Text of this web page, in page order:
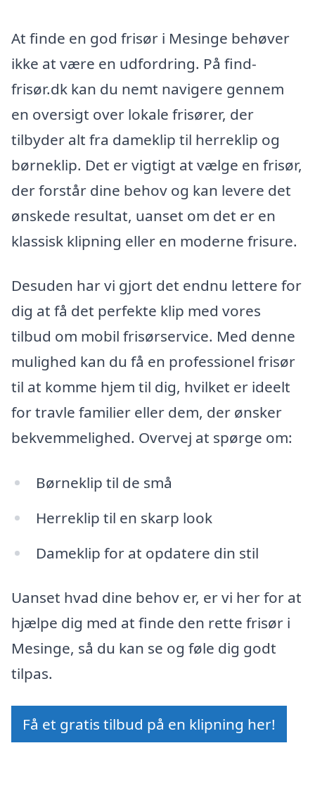
At finde en god frisør i Mesinge behøver
ikke at være en udfordring. På find-
frisør.dk kan du nemt navigere gennem
en oversigt over lokale frisører, der
tilbyder alt fra dameklip til herreklip og
børneklip. Det er vigtigt at vælge en frisør,
der forstår dine behov og kan levere det
ønskede resultat, uanset om det er en
klassisk klipning eller en moderne frisure.
Desuden har vi gjort det endnu lettere for
dig at få det perfekte klip med vores
tilbud om mobil frisørservice. Med denne
mulighed kan du få en professionel frisør
til at komme hjem til dig, hvilket er ideelt
for travle familier eller dem, der ønsker
bekvemmelighed. Overvej at spørge om:
Børneklip til de små
Herreklip til en skarp look
Dameklip for at opdatere din stil
Uanset hvad dine behov er, er vi her for at
hjælpe dig med at finde den rette frisør i
Mesinge, så du kan se og føle dig godt
tilpas.
Få et gratis tilbud på en klipning her!